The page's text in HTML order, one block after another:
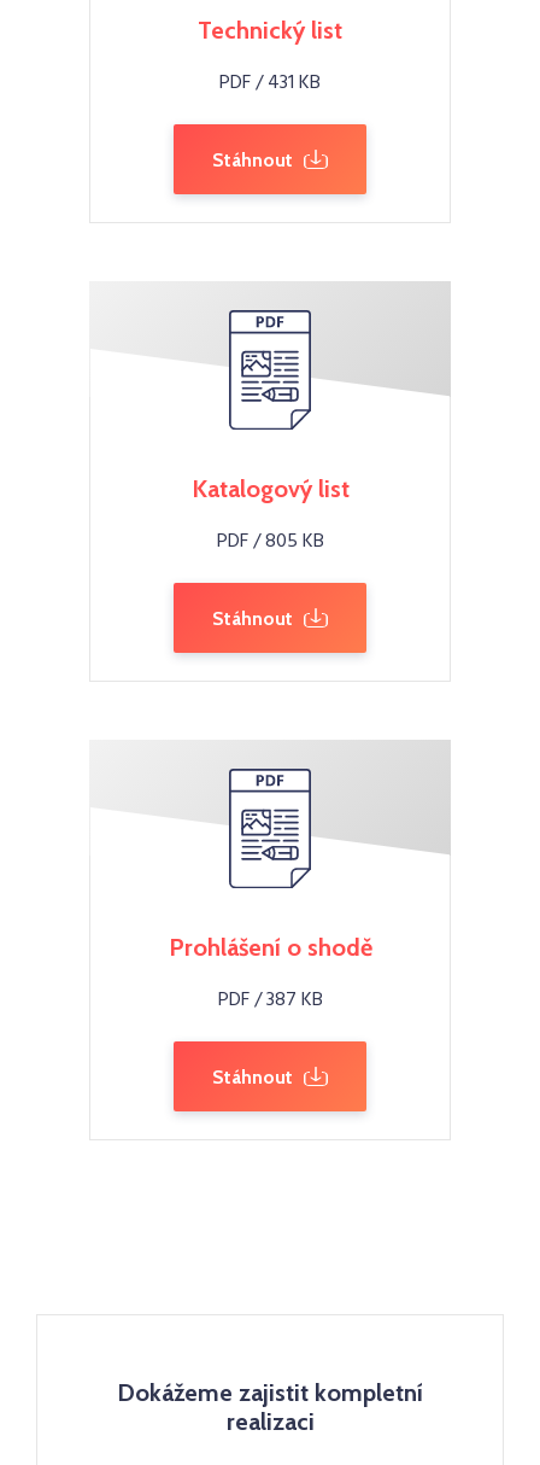
Technický list
PDF / 431 KB
Stáhnout
Katalogový list
PDF / 805 KB
Stáhnout
Prohlášení o shodě
PDF / 387 KB
Stáhnout
Dokážeme zajistit kompletní
realizaci